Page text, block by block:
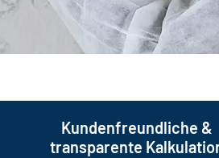
Kundenfreundliche &
transparente